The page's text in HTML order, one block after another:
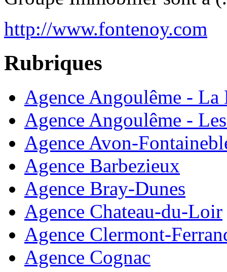
http://www.fontenoy.com
Rubriques
Agence Angoulême - La
Agence Angoulême -
Agence Avon-
Agence Barbezieux
Agence Bray-Dunes
Agence Chateau-du-Loir
Agence Clermont-
Agence Cognac